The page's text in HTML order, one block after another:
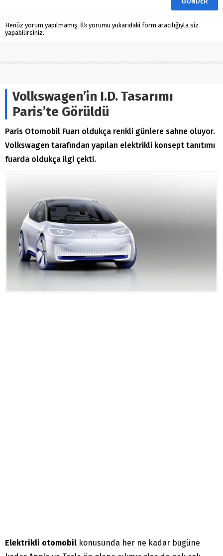
Henüz yorum yapılmamış. İlk yorumu yukarıdaki form aracılığıyla siz
yapabilirsiniz.
Volkswagen’in I.D. Tasarımı
Paris’te Görüldü
Paris Otomobil Fuarı oldukça renkli günlere sahne oluyor.
Volkswagen tarafından yapılan elektrikli konsept tanıtımı
fuarda oldukça ilgi çekti.
Elektrikli otomobil konusunda her ne kadar bugüne